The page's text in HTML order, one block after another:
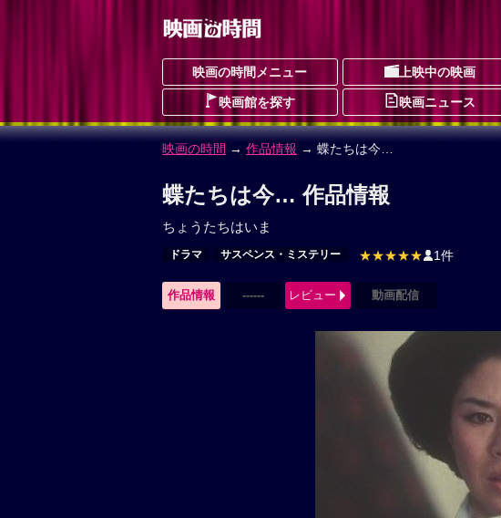
映画の時間メニュー 上映中の映画
映画館を探す 映画ニュース
映画の時間 → 作品情報 → 蝶たちは今…
蝶たちは今… 作品情報
ちょうたちはいま
ドラマ サスペンス・ミステリー ★★★★★ 1件
作品情報 ------ レビュー 動画配信